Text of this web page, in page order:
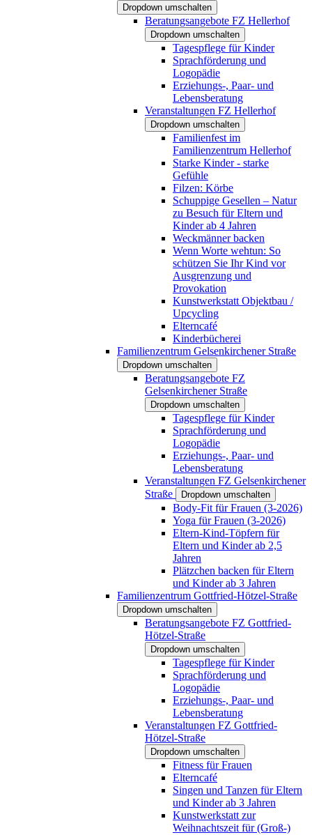
Dropdown umschalten
Beratungsangebote FZ Hellerhof
Dropdown umschalten
Tagespflege für Kinder
Sprachförderung und
Logopädie
Erziehungs-, Paar- und
Lebensberatung
Veranstaltungen FZ Hellerhof
Dropdown umschalten
Familienfest im
Familienzentrum Hellerhof
Starke Kinder - starke
Gefühle
Filzen: Körbe
Schuppige Gesellen – Natur
zu Besuch für Eltern und
Kinder ab 4 Jahren
Weckmänner backen
Wenn Worte wehtun: So
schützen Sie Ihr Kind vor
Ausgrenzung und
Provokation
Kunstwerkstatt Objektbau /
Upcycling
Elterncafé
Kinderbücherei
Familienzentrum Gelsenkirchener Straße
Dropdown umschalten
Beratungsangebote FZ
Gelsenkirchener Straße
Dropdown umschalten
Tagespflege für Kinder
Sprachförderung und
Logopädie
Erziehungs-, Paar- und
Lebensberatung
Veranstaltungen FZ Gelsenkirchener
Straße
Dropdown umschalten
Body-Fit für Frauen (3-2026)
Yoga für Frauen (3-2026)
Eltern-Kind-Töpfern für
Eltern und Kinder ab 2,5
Jahren
Plätzchen backen für Eltern
und Kinder ab 3 Jahren
Familienzentrum Gottfried-Hötzel-Straße
Dropdown umschalten
Beratungsangebote FZ Gottfried-
Hötzel-Straße
Dropdown umschalten
Tagespflege für Kinder
Sprachförderung und
Logopädie
Erziehungs-, Paar- und
Lebensberatung
Veranstaltungen FZ Gottfried-
Hötzel-Straße
Dropdown umschalten
Fitness für Frauen
Elterncafé
Singen und Tanzen für Eltern
und Kinder ab 3 Jahren
Kunstwerkstatt zur
Weihnachtszeit für (Groß-)